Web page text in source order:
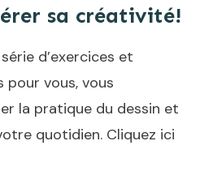
sa créativité!
d’exercices et
pour vous, vous
la pratique du dessin et
quotidien. Cliquez ici